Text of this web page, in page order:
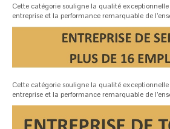
Cette catégorie souligne la qualité exceptionnelle
entreprise et la performance remarquable de
Cette catégorie souligne la qualité exceptionnelle
entreprise et la performance remarquable de